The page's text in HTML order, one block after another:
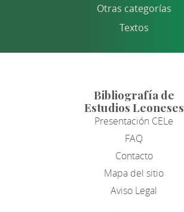
Otras categorías
Textos
Bibliografía de
Estudios Leoneses
Presentación CELe
FAQ
Contacto
Mapa del sitio
Aviso Legal